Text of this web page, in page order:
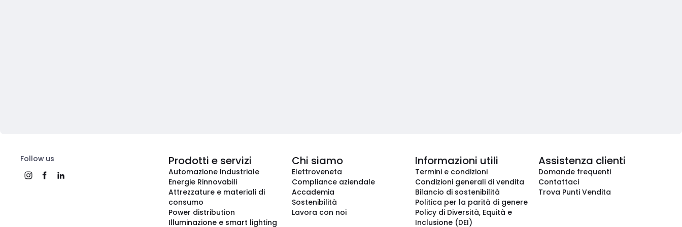
Follow us Prodotti e servizi
Automazione Industriale
Energie Rinnovabili
Attrezzature e materiali di
consumo
Power distribution
Illuminazione e smart lighting
Chi siamo
Elettroveneta
Compliance aziendale
Accademia
Sostenibilità
Lavora con noi
Informazioni utili
Termini e condizioni
Condizioni generali di vendita
Bilancio di sostenibilità
Politica per la parità di genere
Policy di Diversità, Equità e
Inclusione (DEI)
Assistenza clienti
Domande frequenti
Contattaci
Trova Punti Vendita